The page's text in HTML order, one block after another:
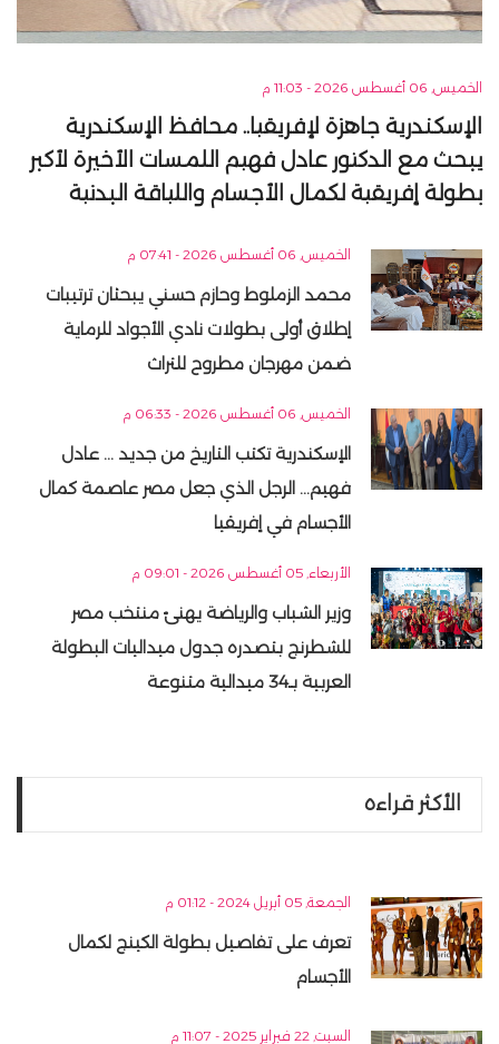
الخميس, 06 أغسطس 2026 - 11:03 م
الإسكندرية جاهزة لإفريقيا.. محافظ الإسكندرية
يبحث مع الدكتور عادل فهيم اللمسات الأخيرة لأكبر
بطولة إفريقية لكمال الأجسام واللياقة البدنية
الخميس, 06 أغسطس 2026 - 07:41 م
محمد الزملوط وحازم حسني يبحثان ترتيبات
إطلاق أولى بطولات نادي الأجواد للرماية
ضمن مهرجان مطروح للتراث
الخميس, 06 أغسطس 2026 - 06:33 م
الإسكندرية تكتب التاريخ من جديد ... عادل
فهيم... الرجل الذي جعل مصر عاصمة كمال
الأجسام في إفريقيا
الأربعاء, 05 أغسطس 2026 - 09:01 م
وزير الشباب والرياضة يهنئ منتخب مصر
للشطرنج بتصدره جدول ميداليات البطولة
العربية بـ34 ميدالية متنوعة
الأكثر قراءه
الجمعة, 05 أبريل 2024 - 01:12 م
تعرف على تفاصيل بطولة الكينج لكمال
الأجسام
السبت, 22 فبراير 2025 - 11:07 م